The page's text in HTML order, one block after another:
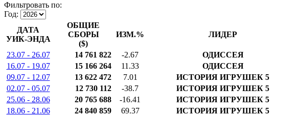
Фильтровать по:
Год:
ДАТА
УИК-ЭНДА
ОБЩИЕ
СБОРЫ
($)
ИЗМ.% ЛИДЕР
23.07 - 26.07 14 761 822 -2.67 ОДИССЕЯ
16.07 - 19.07
15 166 264 11.33 ОДИССЕЯ
09.07 - 12.07
13 622 472 7.01 ИСТОРИЯ ИГРУШЕК 5
02.07 - 05.07
12 730 112 -38.7 ИСТОРИЯ ИГРУШЕК 5
25.06 - 28.06
20 765 688 -16.41 ИСТОРИЯ ИГРУШЕК 5
18.06 - 21.06
24 840 859 69.37 ИСТОРИЯ ИГРУШЕК 5